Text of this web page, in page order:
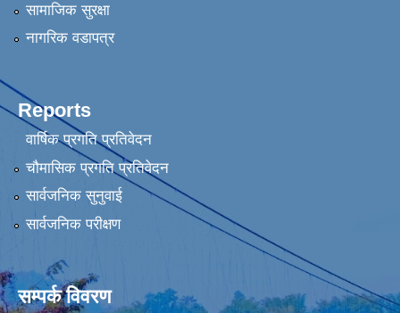
सामाजिक सुरक्षा
नागरिक वडापत्र
Reports
वार्षिक प्रगति प्रतिवेदन
चौमासिक प्रगति प्रतिवेदन
सार्वजनिक सुनुवाई
सार्वजनिक परीक्षण
सम्पर्क विवरण